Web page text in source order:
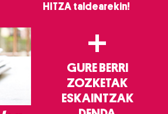
HITZA taldearekin!
+
GURE BERRI
ZOZKETAK
ESKAINTZAK